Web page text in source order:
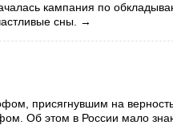
кампания по
сны.
→
присягнувшим на
Об этом в России мало